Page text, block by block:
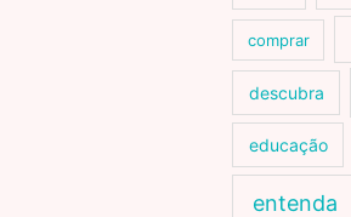
comprar
descubra
educação
entenda